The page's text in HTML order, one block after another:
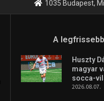
1035 Budapest,
A
Huszty
magyar
socca-
2026.08.07.